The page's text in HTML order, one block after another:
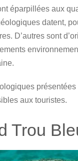
éparpillées aux
datent,
D’autres sont
aux touristes.
Trou